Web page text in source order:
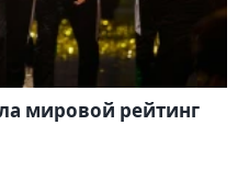
мировой рейтинг